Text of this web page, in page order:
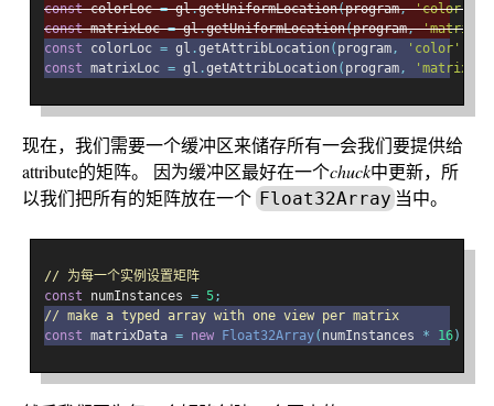
const colorLoc = gl.getUniformLocation(program, 'color'
const matrixLoc = gl.getUniformLocation(program, 'matrix'
const colorLoc = gl .getAttribLocation( program, 'color'
const matrixLoc = gl .getAttribLocation( program, 'matrix'
现在，我们需要一个缓冲区来储存所有一会我们要提供给
attribute的矩阵。 因为缓冲区最好在一个chuck中更新，所
以我们把所有的矩阵放在一个 Float32Array 当中。
// 为每一个实例设置矩阵
const numInstances = 5;
// make a typed array with one view per matrix
const matrixData = new Float32Array( numInstances * 16);